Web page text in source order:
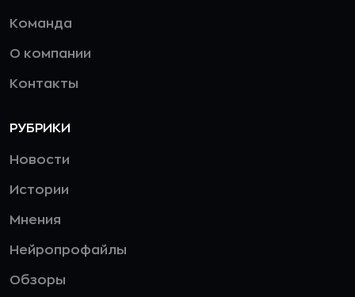
Команда
О компании
Контакты
РУБРИКИ
Новости
Истории
Мнения
Нейропрофайлы
Обзоры